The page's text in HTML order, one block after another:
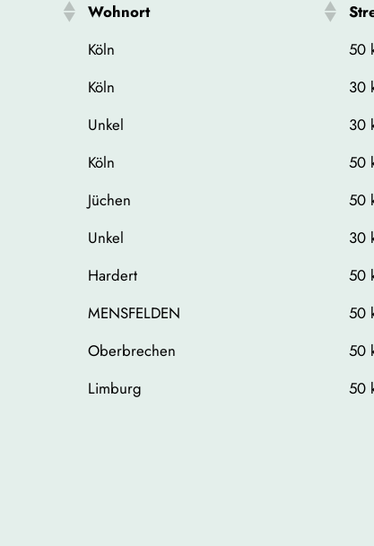
Wohnort
Köln 50
Köln 30
Unkel 30
Köln 50
Jüchen 50
Unkel 30
Hardert
50
MENSFELDEN
50
Oberbrechen 50
Limburg 50